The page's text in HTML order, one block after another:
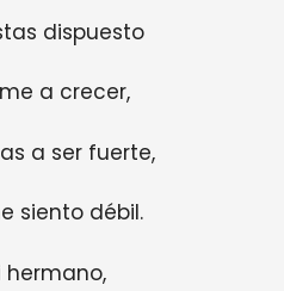
dispuesto
a crecer,
a ser fuerte,
siento débil.
hermano,